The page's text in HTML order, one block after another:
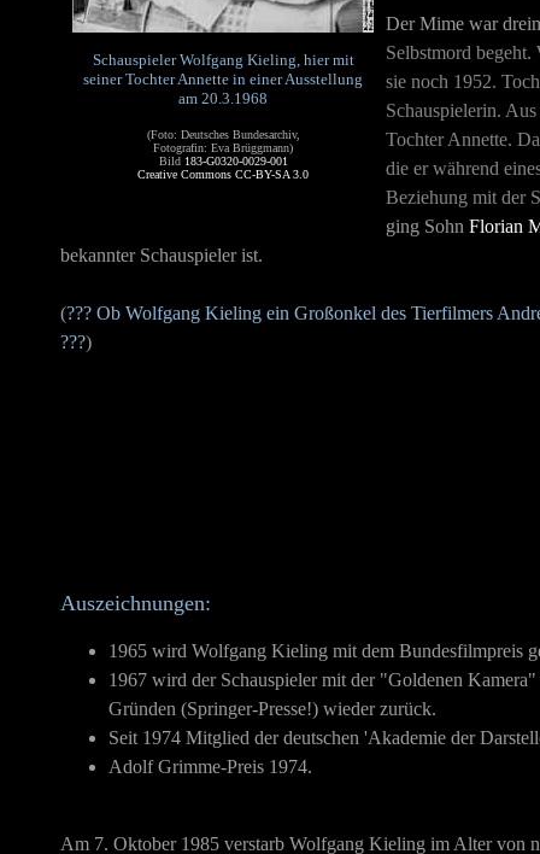
Schauspieler Wolfgang Kieling, hier mit
seiner Tochter Annette in einer Ausstellung
am 20.3.1968
(Foto: Deutsches Bundesarchiv,
Fotografin: Eva Brüggmann)
Bild 183-G0320-0029-001
Creative Commons CC-BY-SA 3.0
Der Mime war
Selbstmord
sie noch 1952.
Schauspielerin.
Tochter Annette.
die er während
Beziehung mit der
ging Sohn Florian
bekannter Schauspieler ist.
(??? Ob Wolfgang Kieling ein Großonkel des Tierfilmers
???)
Auszeichnungen:
1965 wird Wolfgang Kieling mit dem Bundesfilmpreis
1967 wird der Schauspieler mit der "Goldenen
Gründen (Springer-Presse!) wieder zurück.
Seit 1974 Mitglied der deutschen 'Akademie der
Adolf Grimme-Preis 1974.
Am 7. Oktober 1985 verstarb Wolfgang Kieling im Alter von